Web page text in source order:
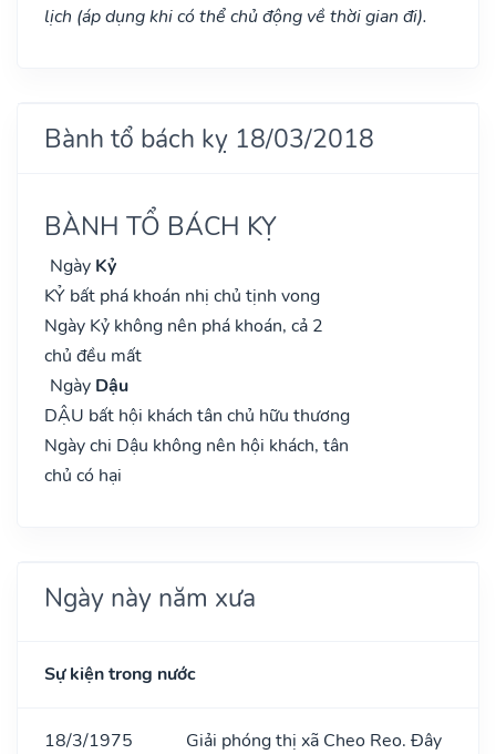
lịch (áp dụng khi có thể chủ động về thời gian đi).
Bành tổ bách kỵ 18/03/2018
BÀNH TỔ BÁCH KỴ
Ngày Kỷ
KỶ bất phá khoán nhị chủ tịnh vong
Ngày Kỷ không nên phá khoán, cả 2
chủ đều mất
Ngày Dậu
DẬU bất hội khách tân chủ hữu thương
Ngày chi Dậu không nên hội khách, tân
chủ có hại
Ngày này năm xưa
Sự kiện trong nước
18/3/1975
Giải phóng thị xã Cheo Reo. Đây